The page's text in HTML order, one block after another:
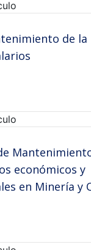
de la
económicos y
en Minería y